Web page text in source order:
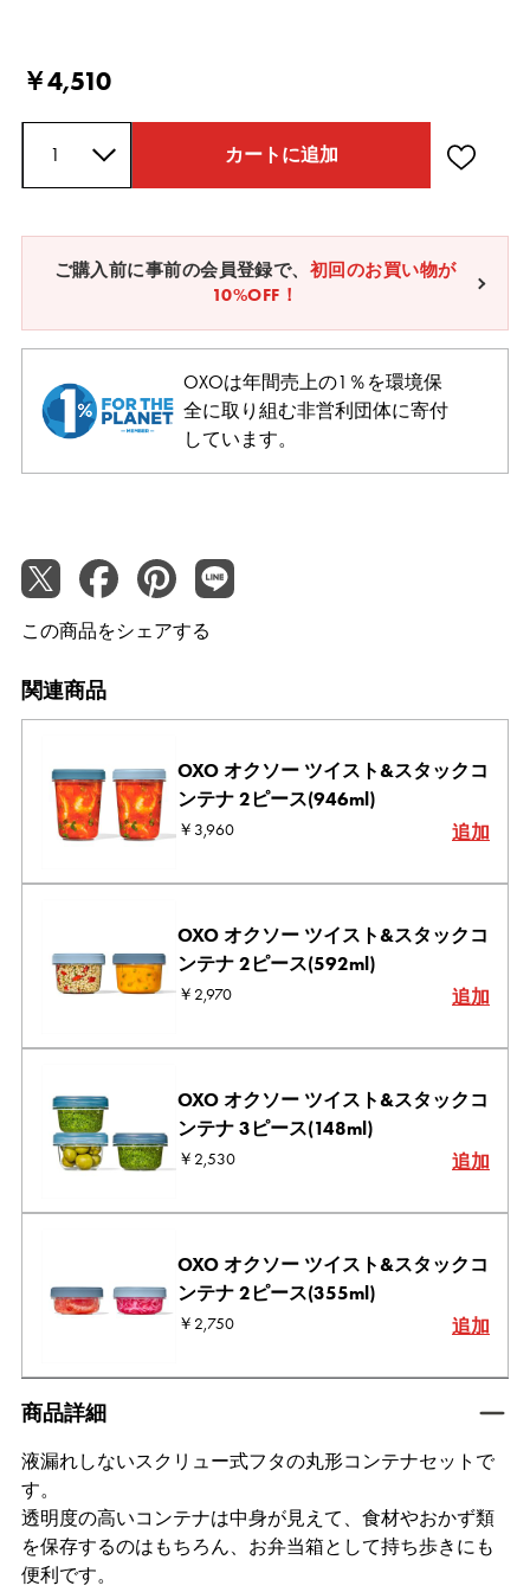
Current Price
￥4,510
カートに追加
ご購入前に事前の会員登録で、 初回のお買い物が
10%OFF！
OXOは年間売上の1％を環境保
全に取り組む非営利団体に寄付
しています。
この商品をシェアする
関連商品
OXO オクソー ツイスト&スタックコ
ンテナ 2ピース(946ml)
￥3,960 追加
OXO オクソー ツイスト&スタックコ
ンテナ 2ピース(592ml)
￥2,970 追加
OXO オクソー ツイスト&スタックコ
ンテナ 3ピース(148ml)
￥2,530 追加
OXO オクソー ツイスト&スタックコ
ンテナ 2ピース(355ml)
￥2,750 追加
商品詳細tab active
液漏れしないスクリュー式フタの丸形コンテナセットで
す。
透明度の高いコンテナは中身が見えて、食材やおかず類
を保存するのはもちろん、お弁当箱として持ち歩きにも
便利です。